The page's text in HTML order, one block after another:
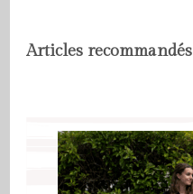
Articles recommandés